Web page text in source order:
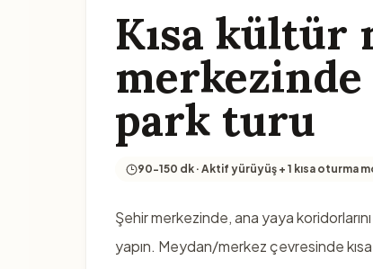
Kısa kültür
park turu
90-150 dk · Aktif yürüyüş + 1 kısa oturma
Şehir merkezinde, ana yaya
yapın. Meydan/merkez çevresinde